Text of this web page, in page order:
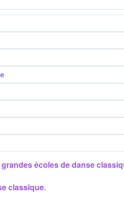
grandes écoles de danse
classique.